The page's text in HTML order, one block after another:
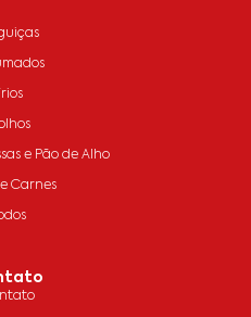
e Pão de Alho
e Carnes